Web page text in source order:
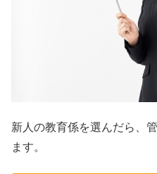
新人の教育係を選んだら、
ます。